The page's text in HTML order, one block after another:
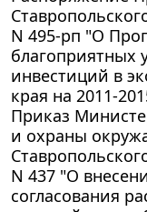
N 495-рп "О
благоприятных
инвестиций в
края на 2011-
Приказ
и охраны
N 437 "О
согласования